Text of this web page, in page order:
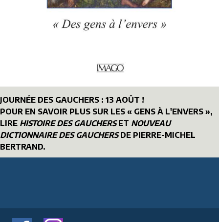
JOURNÉE DES GAUCHERS : 13 AOÛT !
POUR EN SAVOIR PLUS SUR LES « GENS À L'ENVERS »,
LIRE HISTOIRE DES GAUCHERSET NOUVEAU
DICTIONNAIRE DES GAUCHERSDE PIERRE-MICHEL
BERTRAND.